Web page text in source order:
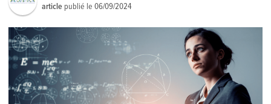
article publié le06/09/2024